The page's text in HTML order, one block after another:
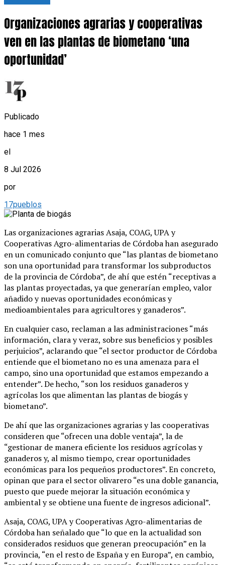
Organizaciones agrarias y cooperativas
ven en las plantas de biometano ‘una
oportunidad’
Publicado
hace 1 mes
el
8 Jul 2026
por
17pueblos
Las organizaciones agrarias Asaja, COAG, UPA y
Cooperativas Agro-alimentarias de Córdoba han asegurado
en un comunicado conjunto que “las plantas de biometano
son una oportunidad para transformar los subproductos
de la provincia de Córdoba”, de ahí que estén “receptivas a
las plantas proyectadas, ya que generarían empleo, valor
añadido y nuevas oportunidades económicas y
medioambientales para agricultores y ganaderos”.
En cualquier caso, reclaman a las administraciones “más
información, clara y veraz, sobre sus beneficios y posibles
perjuicios”, aclarando que “el sector productor de Córdoba
entiende que el biometano no es una amenaza para el
campo, sino una oportunidad que estamos empezando a
entender”. De hecho, “son los residuos ganaderos y
agrícolas los que alimentan las plantas de biogás y
biometano”.
De ahí que las organizaciones agrarias y las cooperativas
consideren que “ofrecen una doble ventaja”, la de
“gestionar de manera eficiente los residuos agrícolas y
ganaderos y, al mismo tiempo, crear oportunidades
económicas para los pequeños productores”. En concreto,
opinan que para el sector olivarero “es una doble ganancia,
puesto que puede mejorar la situación económica y
ambiental y se obtiene una fuente de ingresos adicional”.
Asaja, COAG, UPA y Cooperativas Agro-alimentarias de
Córdoba han señalado que “lo que en la actualidad son
considerados residuos que generan preocupación” en la
provincia, “en el resto de España y en Europa”, en cambio,